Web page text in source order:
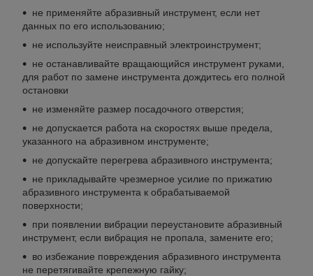
не применяйте абразивный инструмент, если нет
данных по его использованию;
не используйте неисправный электроинструмент;
не останавливайте вращающийся инструмент руками,
для работ по замене инструмента дождитесь его полной
остановки
не изменяйте размер посадочного отверстия;
не допускается работа на скоростях выше предела,
указанного на абразивном инструменте;
не допускайте перегрева абразивного инструмента;
не прикладывайте чрезмерное усилие по прижатию
абразивного инструмента к обрабатываемой
поверхности;
при появлении вибрации переустановите абразивный
инструмент, если вибрация не пропала, замените его;
во избежание повреждения абразивного инструмента
не перетягивайте крепежную гайку;